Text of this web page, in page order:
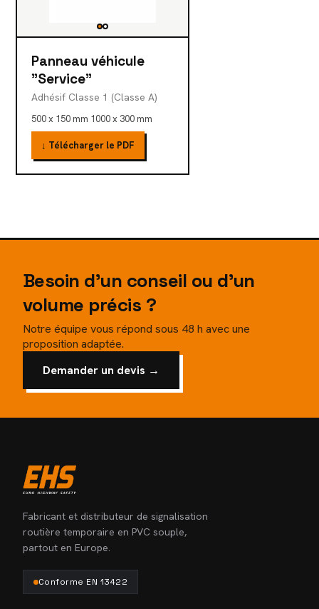
Panneau véhicule
"Service"
Adhésif Classe 1 (Classe A)
500 x 150 mm 1000 x 300 mm
↓ Télécharger le PDF
Besoin d'un conseil ou d'un
volume précis ?
Notre équipe vous répond sous 48 h avec une
proposition adaptée.
Demander un devis →
Fabricant et distributeur de signalisation
routière temporaire en PVC souple,
partout en Europe.
Conforme EN 13422